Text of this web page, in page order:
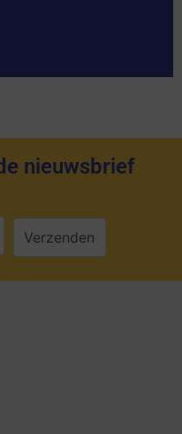
nieuwsbrief